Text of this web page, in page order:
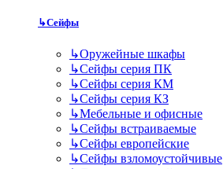
↳Сейфы
↳Оружейные шкафы
↳Сейфы серия ПК
↳Сейфы серия КМ
↳Сейфы серия КЗ
↳Мебельные и офисные
↳Сейфы встраиваемые
↳Сейфы европейские
↳Сейфы взломоустойчивые